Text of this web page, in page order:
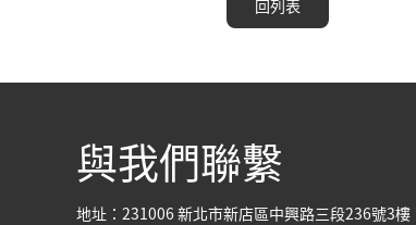
回列表
與我們聯繫
地址：231006 新北市新店區中興路三段236號3樓